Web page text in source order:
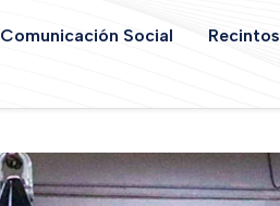
Comunicación Social Recintos